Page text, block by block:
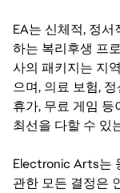
EA는 신체적, 정
하는 복리후생 프
사의 패키지는 지
으며, 의료 보험,
휴가, 무료 게임
최선을 다할 수 있
Electronic Arts는
관한 모든 결정은